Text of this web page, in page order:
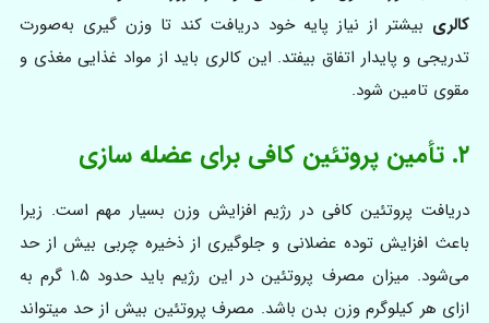
کالری بیشتر از نیاز پایه خود دریافت کند تا وزن گیری به‌صورت
تدریجی و پایدار اتفاق بیفتد. این کالری باید از مواد غذایی مغذی و
مقوی تامین شود.
۲. تأمین پروتئین کافی برای عضله سازی
دریافت پروتئین کافی در رژیم افزایش وزن بسیار مهم است. زیرا
باعث افزایش توده عضلانی و جلوگیری از ذخیره چربی بیش از حد
می‌شود. میزان مصرف پروتئین در این رژیم باید حدود ۱.۵ گرم به
ازای هر کیلوگرم وزن بدن باشد. مصرف پروتئین بیش از حد میتواند